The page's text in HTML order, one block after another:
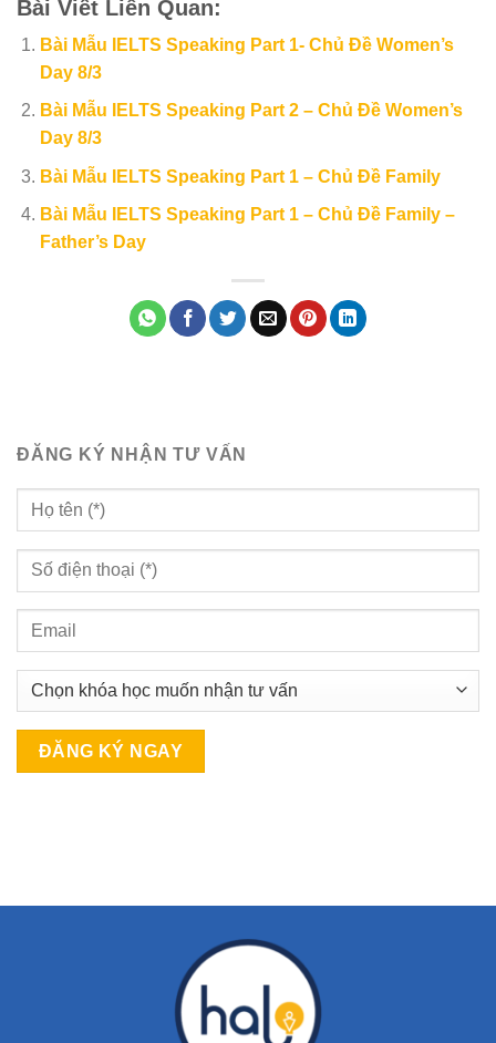
Bài Viết Liên Quan:
Bài Mẫu IELTS Speaking Part 1- Chủ Đề Women’s
Day 8/3
Bài Mẫu IELTS Speaking Part 2 – Chủ Đề Women’s
Day 8/3
Bài Mẫu IELTS Speaking Part 1 – Chủ Đề Family
Bài Mẫu IELTS Speaking Part 1 – Chủ Đề Family –
Father’s Day
ĐĂNG KÝ NHẬN TƯ VẤN
r